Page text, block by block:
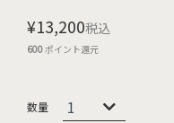
¥13,200税込
600ポイント還元